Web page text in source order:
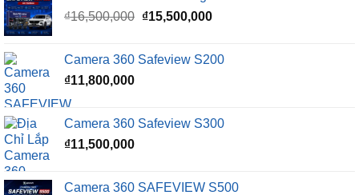
₫16,500,000 Giá
₫16,500,000.
₫15,500,000Giá
là:
Camera 360 Safeview S200
₫11,800,000
Camera 360 Safeview S300
₫11,500,000
Camera 360 SAFEVIEW S500